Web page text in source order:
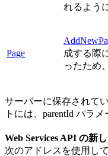
れるよう
Page
成する際
ったため
サーバーに保存されて
トには、parentId パラ
Web Services API の新
次のアドレスを使用し